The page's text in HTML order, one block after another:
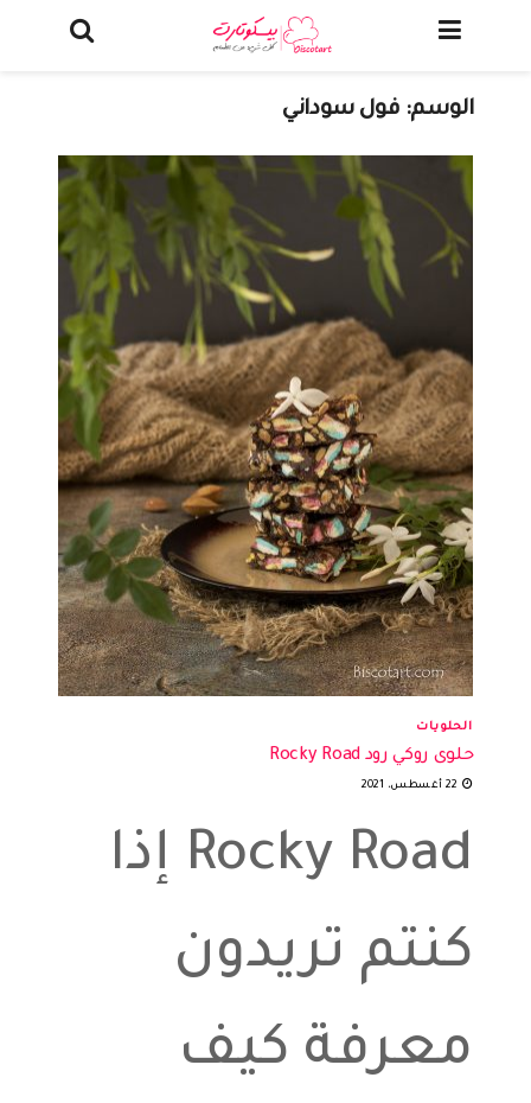
الوسم: فول سوداني
الحلويات
حلوى روكي رود Rocky Road
Rocky Road إذا
كنتم تريدون
معرفة كيف